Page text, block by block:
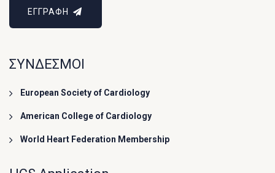
ΕΓΓΡΑΦΗ
ΣΥΝΔΕΣΜΟΙ
European Society of Cardiology
American College of Cardiology
World Heart Federation Membership